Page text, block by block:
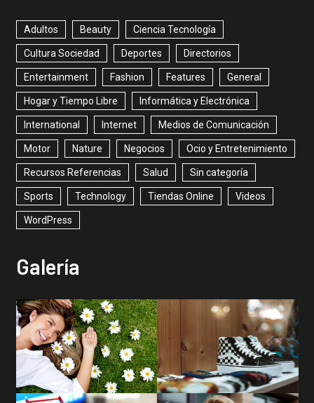
Adultos Beauty Ciencia Tecnología
Cultura Sociedad Deportes Directorios
Entertainment Fashion Features General
Hogar y Tiempo Libre Informática y Electrónica
International Internet Medios de Comunicación
Motor Nature Negocios Ocio y Entretenimiento
Recursos Referencias Salud Sin categoría
Sports Technology Tiendas Online Videos
WordPress
Galería